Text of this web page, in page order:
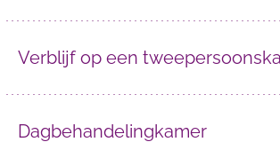
Verblijf op een
Dagbehandelingkamer